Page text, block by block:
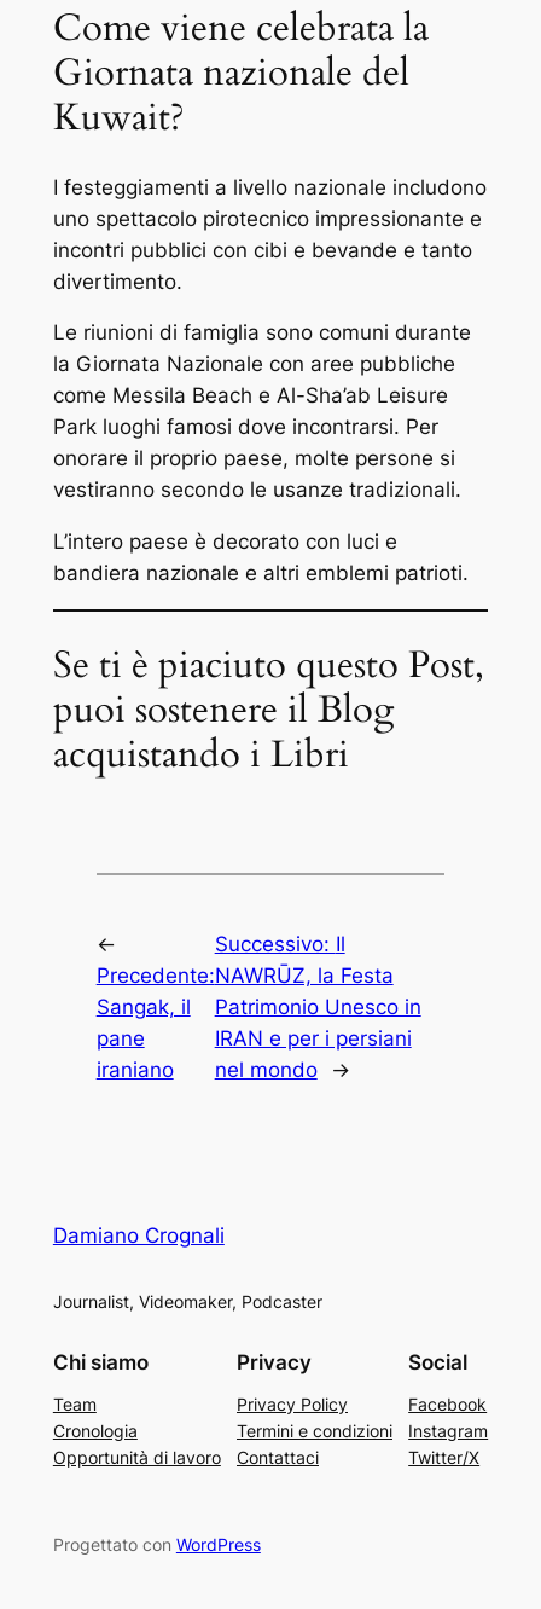
Come viene celebrata la
Giornata nazionale del
Kuwait?
I festeggiamenti a livello nazionale includono
uno spettacolo pirotecnico impressionante e
incontri pubblici con cibi e bevande e tanto
divertimento.
Le riunioni di famiglia sono comuni durante
la Giornata Nazionale con aree pubbliche
come Messila Beach e Al-Sha’ab Leisure
Park luoghi famosi dove incontrarsi. Per
onorare il proprio paese, molte persone si
vestiranno secondo le usanze tradizionali.
L’intero paese è decorato con luci e
bandiera nazionale e altri emblemi patrioti.
Se ti è piaciuto questo Post,
puoi sostenere il Blog
acquistando i Libri
←
Precedente:
Sangak, il
pane
iraniano
Successivo: Il
NAWRŪZ, la Festa
Patrimonio Unesco in
IRAN e per i persiani
nel mondo
→
Damiano Crognali
Journalist, Videomaker, Podcaster
Chi siamo
Team
Cronologia
Opportunità di lavoro
Privacy
Privacy Policy
Termini e condizioni
Contattaci
Social
Facebook
Instagram
Twitter/X
Progettato con WordPress